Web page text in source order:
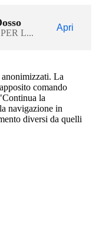
L...
Apri
La
comando
la
navigazione in
diversi da quelli